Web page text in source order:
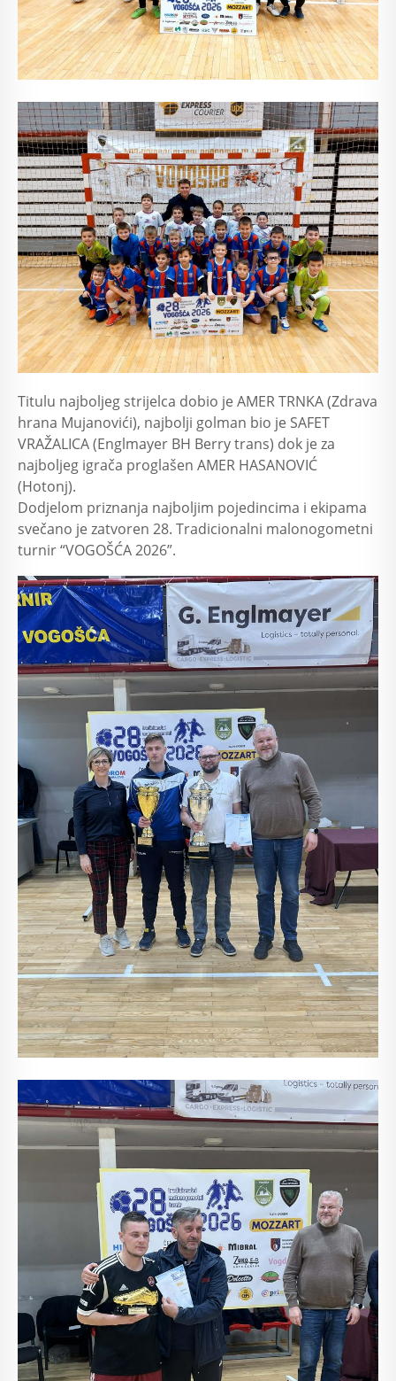
Titulu najboljeg strijelca dobio je AMER TRNKA (Zdrava
hrana Mujanovići), najbolji golman bio je SAFET
VRAŽALICA (Englmayer BH Berry trans) dok je za
najboljeg igrača proglašen AMER HASANOVIĆ
(Hotonj).
Dodjelom priznanja najboljim pojedincima i ekipama
svečano je zatvoren 28. Tradicionalni malonogometni
turnir “VOGOŠĆA 2026”.